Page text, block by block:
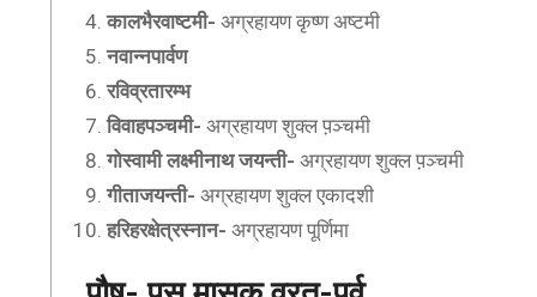
कालभैरवाष्टमी- अग्रहायण कृष्ण अष्टमी
नवान्नपार्वण
रविव्रतारम्भ
विवाहपञ्चमी- अग्रहायण शुक्ल प़ञ्चमी
गोस्वामी लक्ष्मीनाथ जयन्ती- अग्रहायण शुक्ल प़ञ्चमी
गीताजयन्ती- अग्रहायण शुक्ल एकादशी
हरिहरक्षेत्रस्नान- अग्रहायण पूर्णिमा